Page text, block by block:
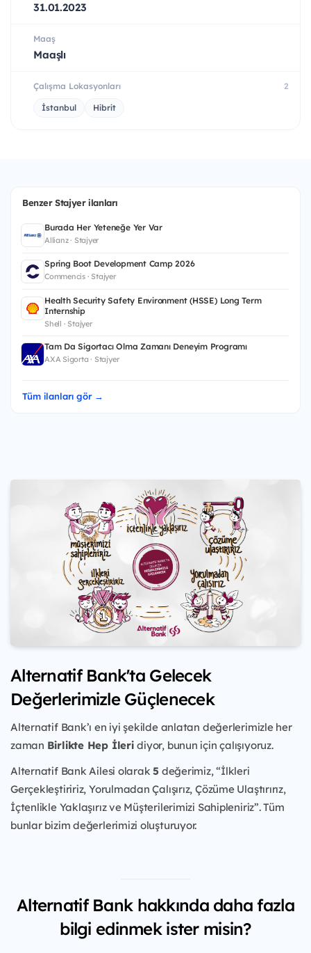
31.01.2023
Maaş
Maaşlı
Çalışma Lokasyonları 2
İstanbul Hibrit
Benzer Stajyer ilanları
Burada Her Yeteneğe Yer Var
Allianz · Stajyer
Spring Boot Development Camp 2026
Commencis · Stajyer
Health Security Safety Environment (HSSE) Long Term
Internship
Shell · Stajyer
Tam Da Sigortacı Olma Zamanı Deneyim Programı
AXA Sigorta · Stajyer
Tüm ilanları gör →
Alternatif Bank'ta Gelecek
Değerlerimizle Güçlenecek
Alternatif Bank’ı en iyi şekilde anlatan değerlerimizle her
zaman Birlikte Hep İleridiyor, bunun için çalışıyoruz.
Alternatif Bank Ailesi olarak5 değerimiz, “İlkleri
Gerçekleştiririz, Yorulmadan Çalışırız, Çözüme Ulaştırırız,
İçtenlikle Yaklaşırız ve Müşterilerimizi Sahipleniriz”. Tüm
bunlar bizim değerlerimizi oluşturuyor.
Alternatif Bank hakkında daha fazla
bilgi edinmek ister misin?